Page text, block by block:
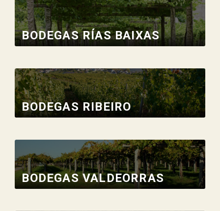
BODEGAS RÍAS BAIXAS
BODEGAS RIBEIRO
BODEGAS VALDEORRAS